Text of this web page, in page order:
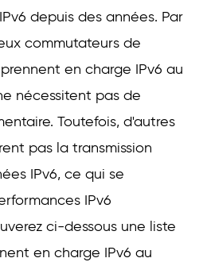
depuis des années. Par
commutateurs de
en charge IPv6 au
nécessitent pas de
Toutefois, d'autres
pas la transmission
IPv6, ce qui se
IPv6
ci-dessous une liste
en charge IPv6 au